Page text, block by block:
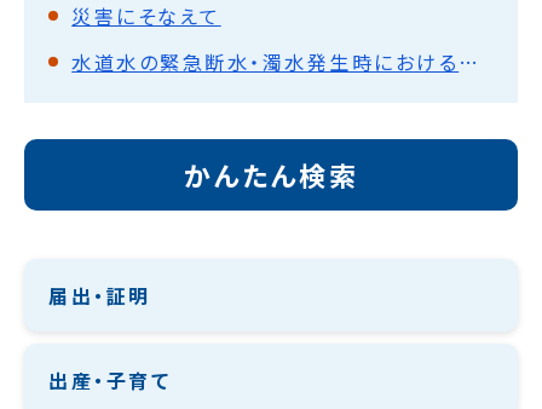
災害にそなえて
水道水の緊急断水・濁水発生時における情報提供について
かんたん検索
届出・証明
出産・子育て